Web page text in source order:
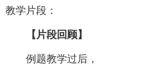
教学片段：
【片段回顾】
例题教学过后，